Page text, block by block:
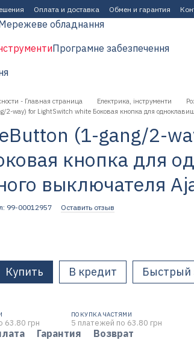
Оплата и доставка Обмен и гарантия
обладнання
Програмне забезпечення
- Главная страница Електрика, інструменти
2-way) for LightSwitch white Боковая кнопка для
(1-gang/2-
кнопка для
выключателя
99-00012957 Оставить отзыв
Купить В кредит Быстрый
63.80 грн
ПОКУПКА ЧАСТЯМИ
5 платежей по 63.80 грн
Гарантия
Возврат